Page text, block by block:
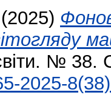
(2025)
№
2025-